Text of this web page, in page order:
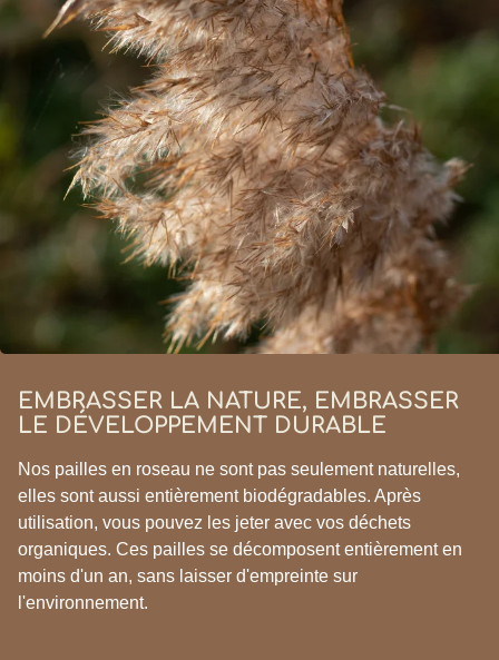
EMBRASSER LA NATURE, EMBRASSER
LE DÉVELOPPEMENT DURABLE
Nos pailles en roseau ne sont pas seulement naturelles,
elles sont aussi entièrement biodégradables. Après
utilisation, vous pouvez les jeter avec vos déchets
organiques. Ces pailles se décomposent entièrement en
moins d'un an, sans laisser d'empreinte sur
l'environnement.